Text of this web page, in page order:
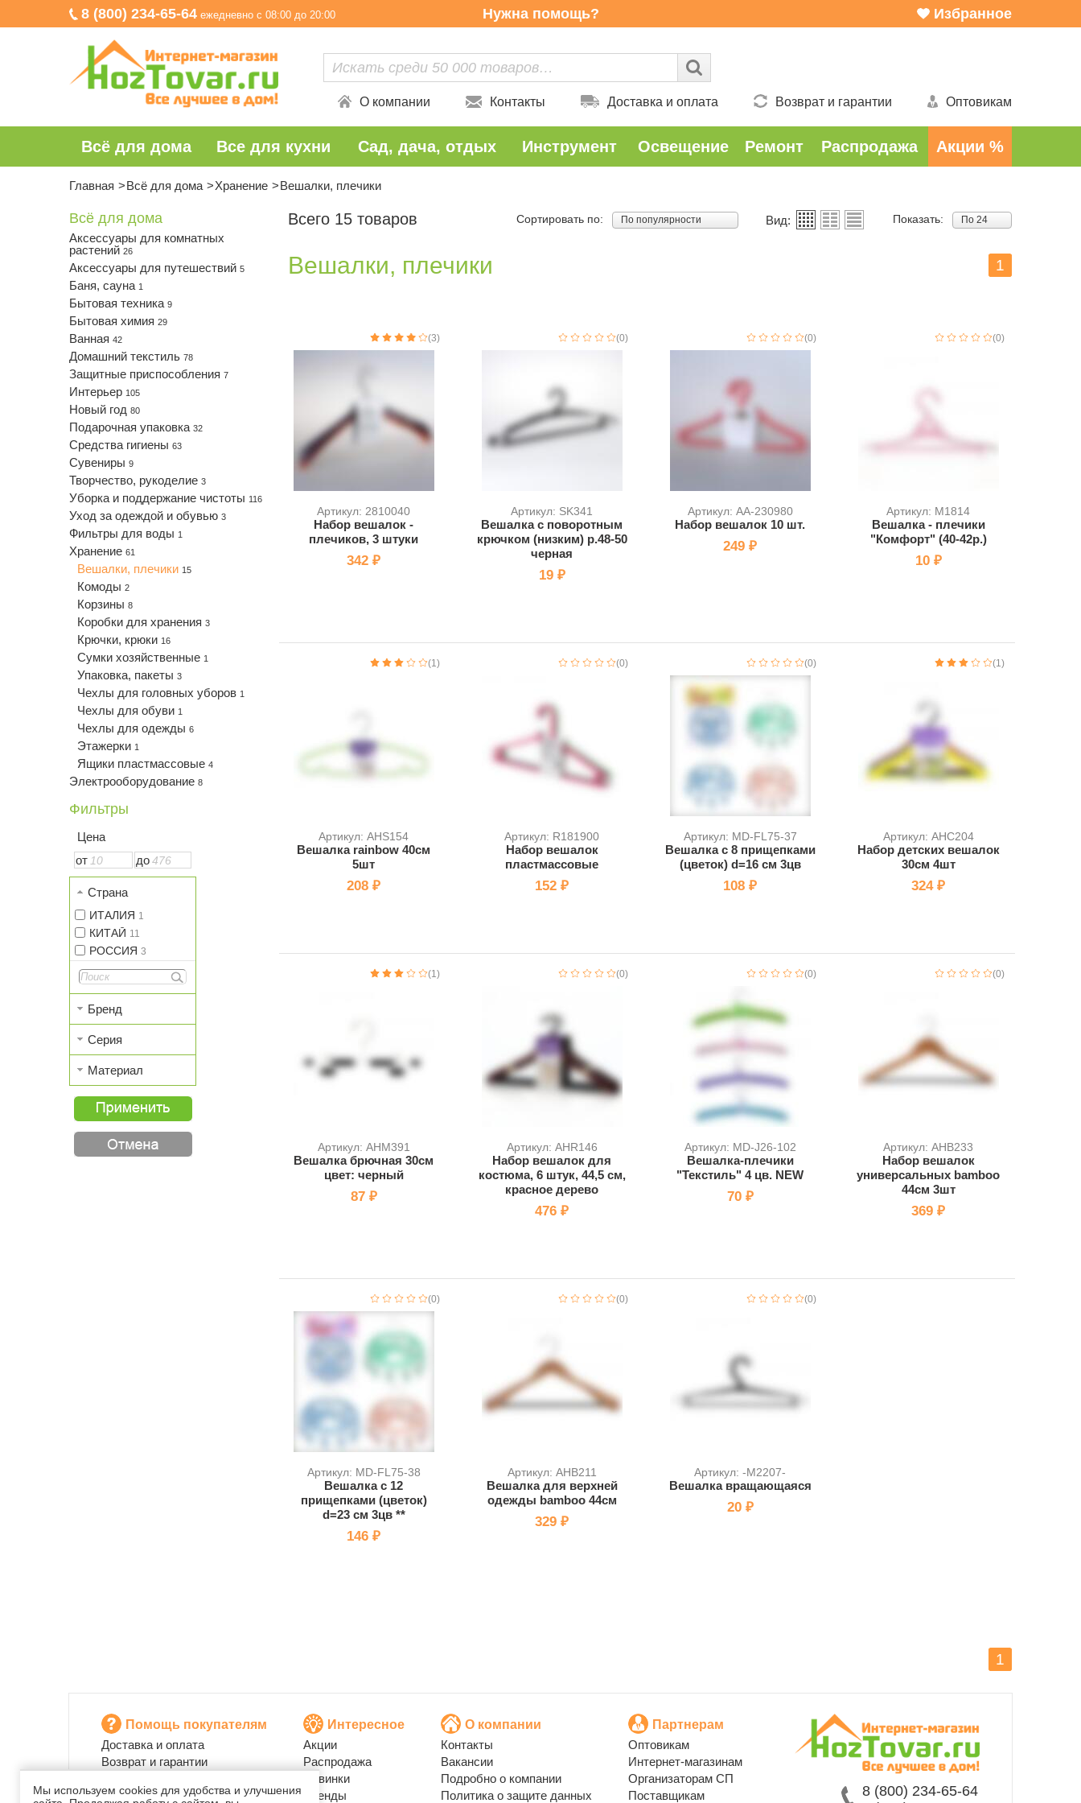
8 (800) 234-65-64 ежедневно с 08:00 до 20:00 Нужна помощь? Избранное
О компании Контакты Доставка и оплата Возврат и гарантии Оптовикам
Всё для дома Все для кухни Сад, дача, отдых Инструмент Освещение Ремонт Распродажа Акции %
Главная Всё для дома Хранение Вешалки, плечики
Всё для дома
Аксессуары для комнатных
растений 26
Аксессуары для путешествий 5
Баня, сауна 1
Бытовая техника 9
Бытовая химия 29
Ванная 42
Домашний текстиль 78
Защитные приспособления 7
Интерьер 105
Новый год 80
Подарочная упаковка 32
Средства гигиены 63
Сувениры 9
Творчество, рукоделие 3
Уборка и поддержание чистоты 116
Уход за одеждой и обувью 3
Фильтры для воды 1
Хранение 61
Вешалки, плечики 15
Комоды 2
Корзины 8
Коробки для хранения 3
Крючки, крюки 16
Сумки хозяйственные 1
Упаковка, пакеты 3
Чехлы для головных уборов 1
Чехлы для обуви 1
Чехлы для одежды 6
Этажерки 1
Ящики пластмассовые 4
Электрооборудование 8
Фильтры
Цена
от
до
Страна
ИТАЛИЯ 1
КИТАЙ 11
РОССИЯ 3
Бренд
Серия
Материал
Всего 15 товаров Сортировать по: По популярности Вид: Показать: По 24
Вешалки, плечики 1
(3)
Артикул: 2810040
Набор вешалок -
плечиков, 3 штуки
342 ₽
(0)
Артикул: SK341
Вешалка с поворотным
крючком (низким) р.48-50
черная
19 ₽
(0)
Артикул: AA-230980
Набор вешалок 10 шт.
249 ₽
(0)
Артикул: M1814
Вешалка - плечики
"Комфорт" (40-42р.)
10 ₽
(1)
Артикул: AHS154
Вешалка rainbow 40см
5шт
208 ₽
(0)
Артикул: R181900
Набор вешалок
пластмассовые
152 ₽
(0)
Артикул: MD-FL75-37
Вешалка с 8 прищепками
(цветок) d=16 см 3цв
108 ₽
(1)
Артикул: AHC204
Набор детских вешалок
30см 4шт
324 ₽
(1)
Артикул: AHM391
Вешалка брючная 30см
цвет: черный
87 ₽
(0)
Артикул: AHR146
Набор вешалок для
костюма, 6 штук, 44,5 см,
красное дерево
476 ₽
(0)
Артикул: MD-J26-102
Вешалка-плечики
"Текстиль" 4 цв. NEW
70 ₽
(0)
Артикул: AHB233
Набор вешалок
универсальных bamboo
44см 3шт
369 ₽
(0)
Артикул: MD-FL75-38
Вешалка с 12
прищепками (цветок)
d=23 см 3цв **
146 ₽
(0)
Артикул: AHB211
Вешалка для верхней
одежды bamboo 44см
329 ₽
(0)
Артикул: -M2207-
Вешалка вращающаяся
20 ₽
1
Помощь покупателям
Доставка и оплата
Возврат и гарантии
Промо-коды
Интересное
Акции
Распродажа
Новинки
Бренды
О компании
Контакты
Вакансии
Подробно о компании
Политика о защите данных
Партнерам
Оптовикам
Интернет-магазинам
Организаторам СП
Поставщикам
8 (800) 234-65-64
Мы используем cookies для удобства и улучшения